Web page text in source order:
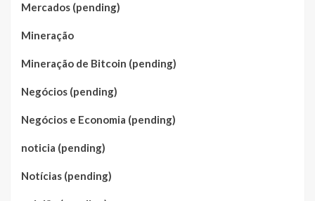
Mercados (pending)
Mineração
Mineração de Bitcoin (pending)
Negócios (pending)
Negócios e Economia (pending)
noticia (pending)
Notícias (pending)